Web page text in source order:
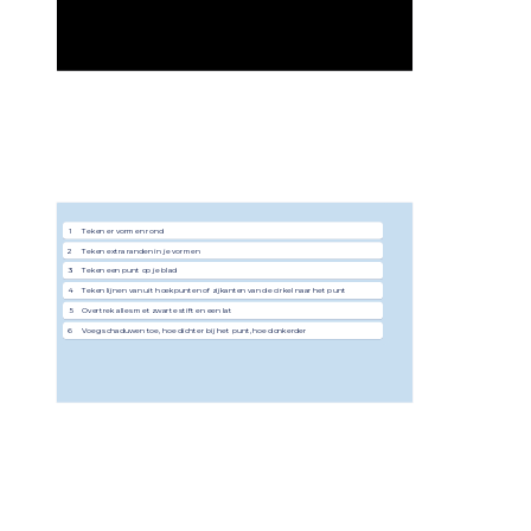
1 Teken er vormen rond
2 Teken extra randen in je vormen
3 Teken een punt op je blad
4 Teken lijnen van uit hoekpunten of zijkanten van de cirkel naar het punt
5 Overtrek alles met zwarte stift en een lat
6 Voeg schaduwen toe, hoe dichter bij het punt, hoe donkerder